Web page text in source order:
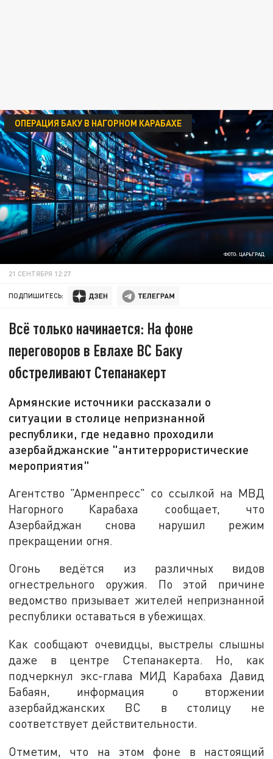
ФОТО: ЦАРЬГРАД
ОПЕРАЦИЯ БАКУ В НАГОРНОМ КАРАБАХЕ
21 СЕНТЯБРЯ 12:27
ПОДПИШИТЕСЬ:
Всё только начинается: На фоне
переговоров в Евлахе ВС Баку
обстреливают Степанакерт
Армянские источники рассказали о
ситуации в столице непризнанной
республики, где недавно проходили
азербайджанские "антитеррористические
мероприятия"
Агентство "Арменпресс" со ссылкой на МВД
Нагорного Карабаха сообщает, что
Азербайджан снова нарушил режим
прекращении огня.
Огонь ведётся из различных видов
огнестрельного оружия. По этой причине
ведомство призывает жителей непризнанной
республики оставаться в убежищах.
Как сообщают очевидцы, выстрелы слышны
даже в центре Степанакерта. Но, как
подчеркнул экс-глава МИД Карабаха Давид
Бабаян, информация о вторжении
азербайджанских ВС в столицу не
соответствует действительности.
Отметим, что на этом фоне в настоящий